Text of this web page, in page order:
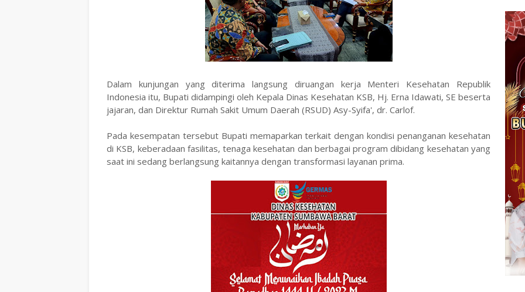
Dalam kunjungan yang diterima langsung diruangan kerja Menteri Kesehatan Republik
Indonesia itu, Bupati didampingi oleh Kepala Dinas Kesehatan KSB, Hj. Erna Idawati, SE beserta
jajaran, dan Direktur Rumah Sakit Umum Daerah (RSUD) Asy-Syifa', dr. Carlof.
Pada kesempatan tersebut Bupati memaparkan terkait dengan kondisi penanganan kesehatan
di KSB, keberadaan fasilitas, tenaga kesehatan dan berbagai program dibidang kesehatan yang
saat ini sedang berlangsung kaitannya dengan transformasi layanan prima.